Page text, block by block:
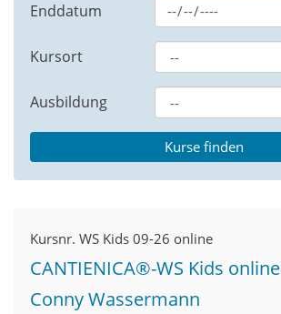
Enddatum
Kursort
Ausbildung
Kursnr. WS Kids 09-26 online
CANTIENICA®-WS Kids online
Conny Wassermann